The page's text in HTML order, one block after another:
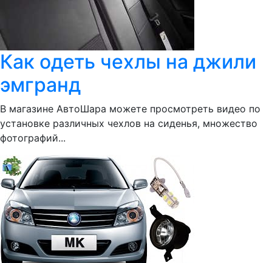
Как одеть чехлы на джили
эмгранд
В магазине АвтоШара можете просмотреть видео по
установке различных чехлов на сиденья, множество
фотографий...